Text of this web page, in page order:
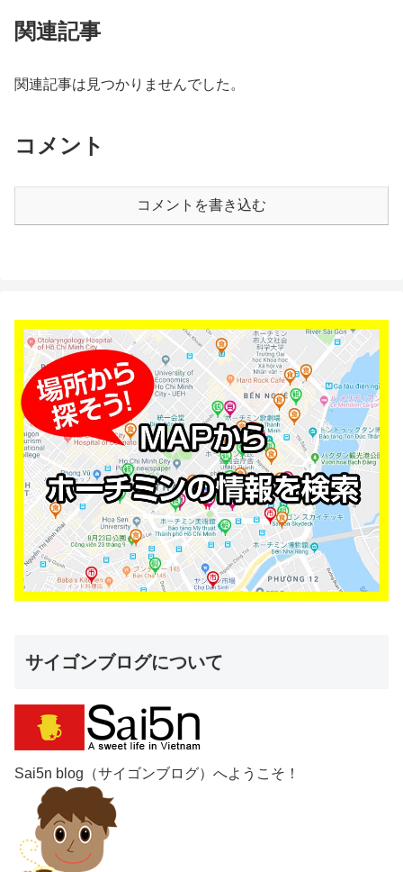
関連記事
関連記事は見つかりませんでした。
コメント
コメントを書き込む
サイゴンブログについて
Sai5n blog（サイゴンブログ）へようこそ！